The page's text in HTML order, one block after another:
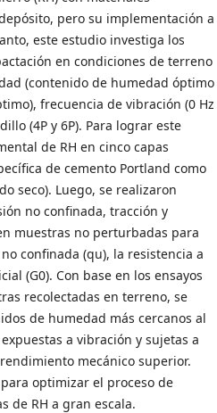
pero su implementación a
este estudio investiga los
en condiciones de terreno
(contenido de humedad óptimo
frecuencia de vibración (0 Hz
(4P y 6P). Para lograr este
de RH en cinco capas
de cemento Portland como
seco). Luego, se realizaron
no confinada, tracción y
muestras no perturbadas para
confinada (qu), la resistencia a
(G0). Con base en los ensayos
recolectadas en terreno, se
de humedad más cercanos al
a vibración y sujetas a
mecánico superior.
optimizar el proceso de
de RH a gran escala.